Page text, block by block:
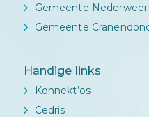
Gemeente
Gemeente
Handige links
Konnekt’os
Cedris